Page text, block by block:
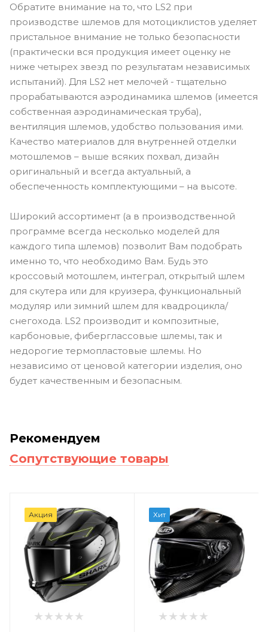
Обратите внимание на то, что LS2 при
производстве шлемов для мотоциклистов уделяет
пристальное внимание не только безопасности
(практически вся продукция имеет оценку не
ниже четырех звезд по результатам независимых
испытаний). Для LS2 нет мелочей - тщательно
прорабатываются аэродинамика шлемов (имеется
собственная аэродинамическая труба),
вентиляция шлемов, удобство пользования ими.
Качество материалов для внутренней отделки
мотошлемов – выше всяких похвал, дизайн
оригинальный и всегда актуальный, а
обеспеченность комплектующими – на высоте.
Широкий ассортимент (а в производственной
программе всегда несколько моделей для
каждого типа шлемов) позволит Вам подобрать
именно то, что необходимо Вам. Будь это
кроссовый мотошлем, интеграл, открытый шлем
для скутера или для круизера, функциональный
модуляр или зимний шлем для квадроцикла/
снегохода. LS2 производит и композитные,
карбоновые, фиберглассовые шлемы, так и
недорогие термопластовые шлемы. Но
независимо от ценовой категории изделия, оно
будет качественным и безопасным.
Рекомендуем
Сопутствующие товары
Акция Хит